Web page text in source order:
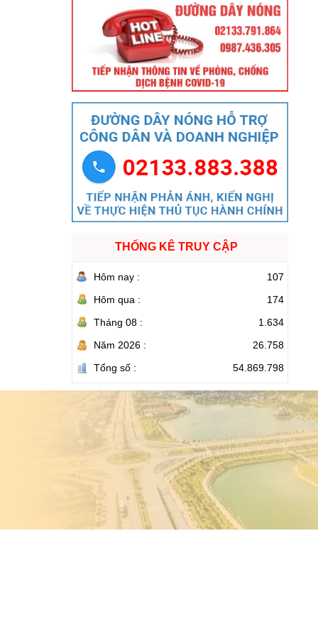
THỐNG KÊ TRUY CẬP
Hôm nay :
107
Hôm qua :
174
Tháng 08 :
1.634
Năm 2026 :
26.758
Tổng số :
54.869.798